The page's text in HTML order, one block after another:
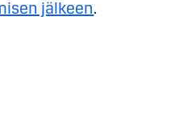
jälkeen.